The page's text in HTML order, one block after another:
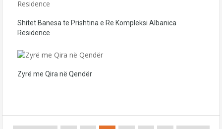
Shitet Banesa te Prishtina e Re Kompleksi Albanica
Residence
Zyrë me Qira në Qendër